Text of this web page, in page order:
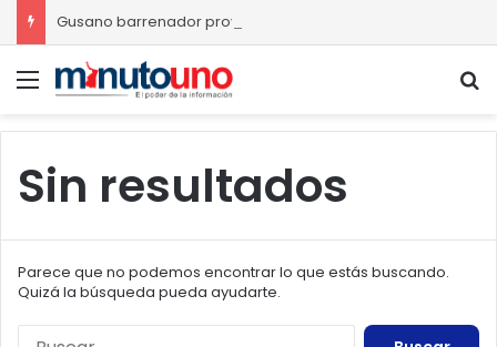
Menú
Sin resultados
Parece que no podemos encontrar lo que estás buscando.
Quizá la búsqueda pueda ayudarte.
Buscar: